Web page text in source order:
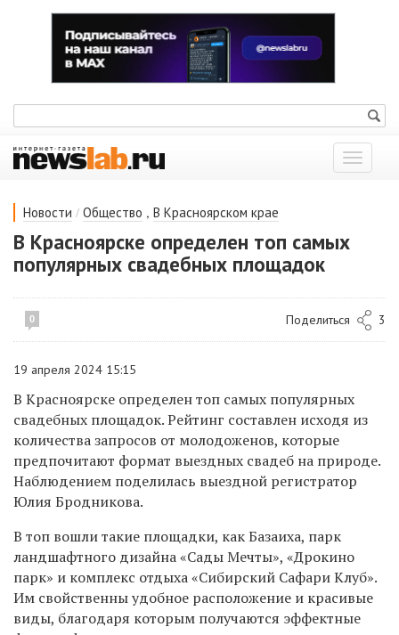
Показать
меню
Новости / Общество , В Красноярском крае
В Красноярске определен топ самых
популярных свадебных площадок
0 Поделиться 3
19 апреля 2024 15:15
В Красноярске определен топ самых популярных
свадебных площадок. Рейтинг составлен исходя из
количества запросов от молодоженов, которые
предпочитают формат выездных свадеб на природе.
Наблюдением поделилась выездной регистратор
Юлия Бродникова.
В топ вошли такие площадки, как Базаиха, парк
ландшафтного дизайна «Сады Мечты», «Дрокино
парк» и комплекс отдыха «Сибирский Сафари Клуб».
Им свойственны удобное расположение и красивые
виды, благодаря которым получаются эффектные